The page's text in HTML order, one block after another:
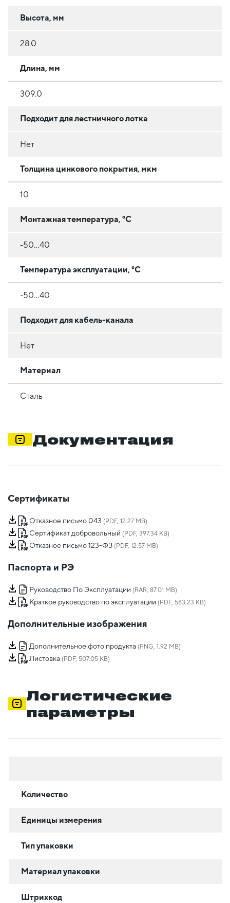
Высота, мм
28.0
Длина, мм
309.0
Подходит для лестничного лотка
Нет
Толщина цинкового покрытия, мкм
10
Монтажная температура, °C
-50...40
Температура эксплуатации, °C
-50...40
Подходит для кабель-канала
Нет
Материал
Сталь
Документация
Сертификаты
Отказное письмо 043 (PDF, 12.27 MB)
Сертификат добровольный (PDF, 397.34 KB)
Отказное письмо 123-ФЗ (PDF, 12.57 MB)
Паспорта и РЭ
Руководство По Эксплуатации (RAR, 87.01 MB)
Краткое руководство по эксплуатации (PDF, 583.23 KB)
Дополнительные изображения
Дополнительное фото продукта (PNG, 1.92 MB)
Листовка (PDF, 507.05 KB)
Логистические
параметры
Количество
Единицы измерения
Тип упаковки
Материал упаковки
Штрихкод